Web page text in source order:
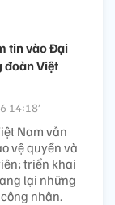
tin vào Đại
đoàn Việt
14:18’
Nam vẫn
vệ quyền và
triển khai
lại những
nhân.